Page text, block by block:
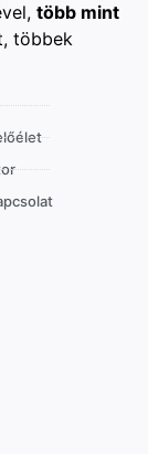
több mint
többek